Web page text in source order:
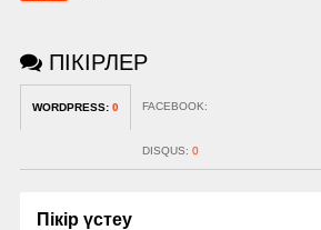
ПІКІРЛЕР
WORDPRESS: 0 FACEBOOK:
DISQUS: 0
Пікір үстеу